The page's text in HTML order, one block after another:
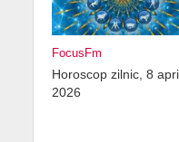
FocusFm
Horoscop zilnic, 8
2026